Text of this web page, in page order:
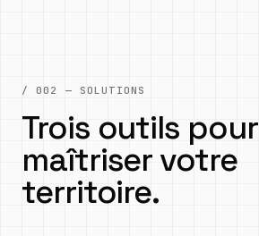
/ 002 — SOLUTIONS
Trois outils pour
maîtriser votre
territoire.